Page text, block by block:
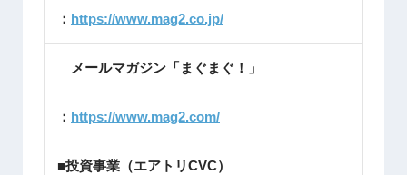
： https://www.mag2.co.jp/
メールマガジン「まぐまぐ！」
： https://www.mag2.com/
■投資事業（エアトリCVC）